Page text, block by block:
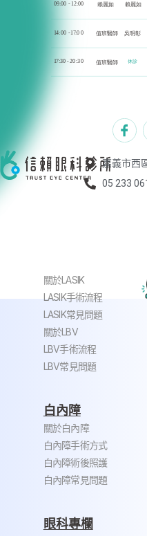
嘉義市西
05 233
關於LASIK
LASIK手術流程
LASIK常見問題
關於LBV
LBV手術流程
LBV常見問題
白內障
關於白內障
白內障手術方式
白內障術後照護
白內障常見問題
眼科專欄